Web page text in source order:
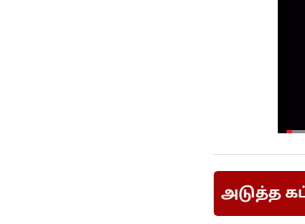
அடுத்த